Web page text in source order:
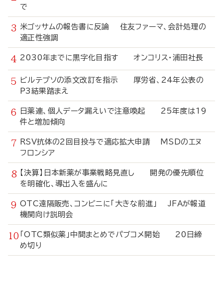
で
米ゴッサムの報告書に反論 住友ファーマ、会計処理の
適正性強調
2030年までに黒字化目指す オンコリス・浦田社長
ビルテプソの添文改訂を指示 厚労省、24年公表の
P3結果踏まえ
日薬連、個人データ漏えいで注意喚起 25年度は19
件と増加傾向
RSV抗体の2回目投与で適応拡大申請 MSDのエヌ
フロンシア
【決算】日本新薬が事業戦略見直し 開発の優先順位
を明確化、導出入を盛んに
OTC遠隔販売、コンビニに「大きな前進」 JFAが報道
機関向け説明会
「OTC類似薬」中間まとめでパブコメ開始 20日締
め切り